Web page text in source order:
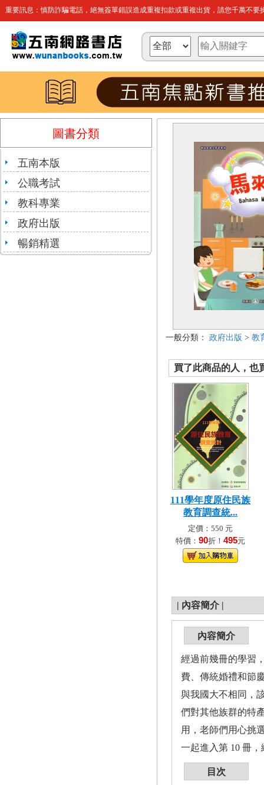
重要訊息：慎防詐騙電話，絕無簽單錯誤造成重複扣款或重複出貨，請您千萬不要
圖書分類
五南本版
公職考試
教科專業
政府出版
暢銷精選
一般分類： 政府出版 > 教
買了此商品的人，也
111學年度原住民族
教育調查統...
定價：550 元
特價： 90折！ 495元
| 內容簡介 |
內容簡介
經過前幾冊的學習
費、傳統婚禮和節
與我國大不相同，
們對其他族群的特
用，老師們用心挑
一起進入第 10 冊
目次